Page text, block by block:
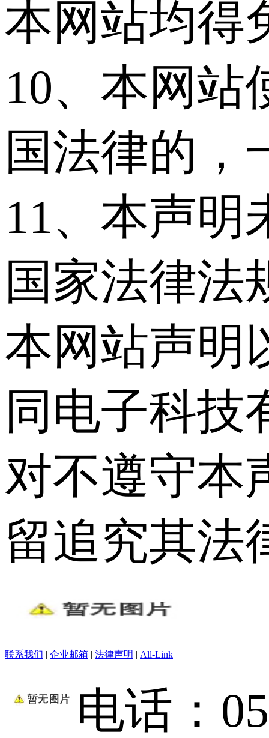
本网站均得
10、本网站
国法律的，
11、本声明
国家法律法
本网站声明
同电子科技
对不遵守本
留追究其法
联系我们 | 企业邮箱 | 法律声明 | All-Link
电话：